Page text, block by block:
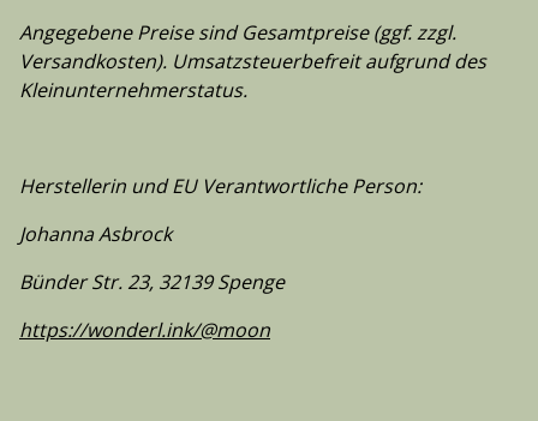
Angegebene Preise sind Gesamtpreise (ggf. zzgl.
Versandkosten). Umsatzsteuerbefreit aufgrund des
Kleinunternehmerstatus.
Herstellerin und EU Verantwortliche Person:
Johanna Asbrock
Bünder Str. 23, 32139 Spenge
https://wonderl.ink/@moon